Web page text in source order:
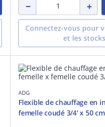
Connectez-vous pour
et les stocks
ADG
Flexible de chauffage en
femelle coudé 3/4' x 50 cm